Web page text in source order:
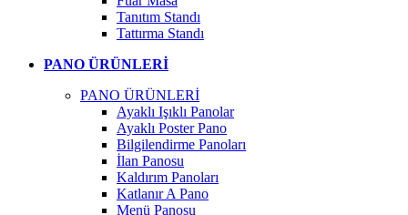
Tanıtım Standı
Tattırma Standı
PANO ÜRÜNLERİ
PANO ÜRÜNLERİ
Ayaklı Işıklı Panolar
Ayaklı Poster Pano
Bilgilendirme Panoları
İlan Panosu
Kaldırım Panoları
Katlanır A Pano
Menü Panosu